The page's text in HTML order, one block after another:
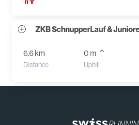
ZKB SchnupperLauf &
6.6 km
Distance
0 m
Uphill